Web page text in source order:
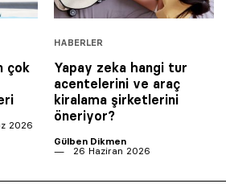
çok
2026
HABERLER
Yapay zeka hangi tur
acentelerini ve araç
kiralama şirketlerini
öneriyor?
Gülben Dikmen
26 Haziran 2026